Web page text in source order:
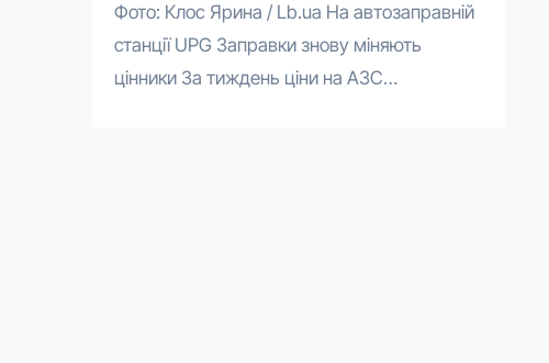
Фото: Клос Ярина / Lb.ua На автозаправній
станції UPG Заправки знову міняють
цінники За тиждень ціни на АЗС…